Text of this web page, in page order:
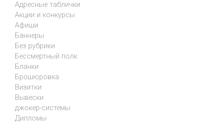
Адресные таблички
Акции и конкурсы
Афиши
Баннеры
Без рубрики
Бессмертный полк
Бланки
Брошюровка
Визитки
Вывески
джокер-системы
Дипломы